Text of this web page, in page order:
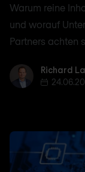
Warum reine
und worauf
Partners achten
RichardRichard